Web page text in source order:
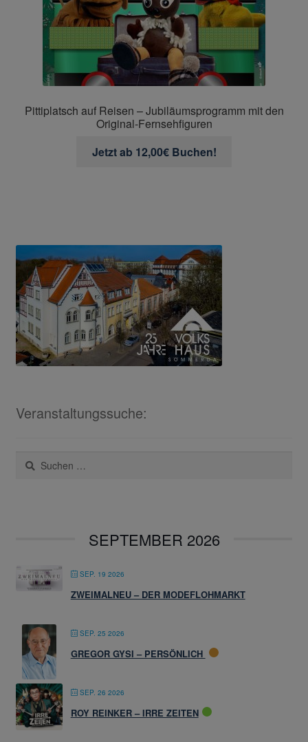
Pittiplatsch auf Reisen – Jubiläumsprogramm mit den
Original-Fernsehfiguren
Jetzt ab 12,00€ Buchen!
Veranstaltungssuche:
Suchen
nach:
SEPTEMBER 2026
SEP. 19 2026
ZWEIMALNEU – DER MODEFLOHMARKT
SEP. 25 2026
GREGOR GYSI – PERSÖNLICH
SEP. 26 2026
ROY REINKER – IRRE ZEITEN